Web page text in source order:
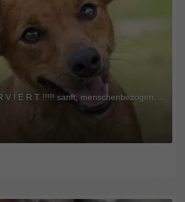
OLGA - R E S E R V I E R T !!!!! sanft, menschenbezogen, verschmust, verspielt, bewegungsfreudig, Mischling (Video-Link vorhanden) - Hündin